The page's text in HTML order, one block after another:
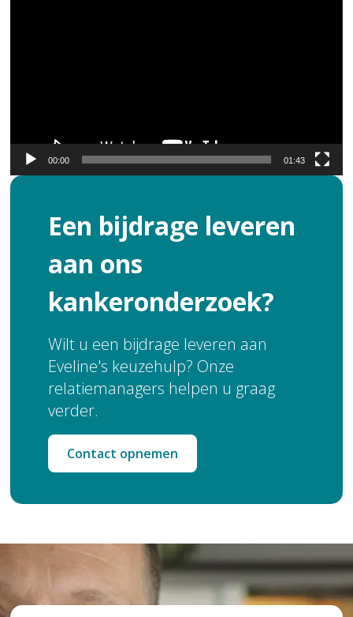
00:00 01:43
Een bijdrage leveren
aan ons
kankeronderzoek?
Wilt u een bijdrage leveren aan
Eveline's keuzehulp? Onze
relatiemanagers helpen u graag
verder.
Contact opnemen